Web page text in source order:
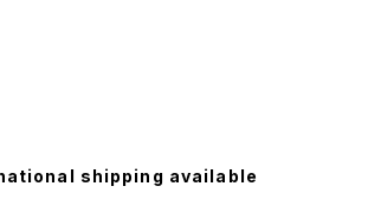
shipping available